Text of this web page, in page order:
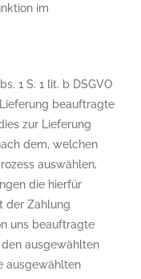
im
1 S. 1 lit. b DSGVO
beauftragte
zur Lieferung
dem, welchen
auswählen,
die hierfür
der Zahlung
uns beauftragte
ausgewählten
ausgewählten